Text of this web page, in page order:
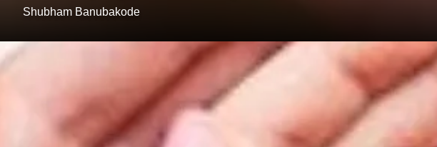
Shubham Banubakode